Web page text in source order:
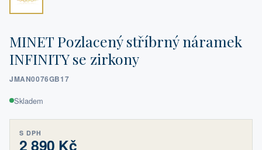
MINET Pozlacený stříbrný náramek
INFINITY se zirkony
JMAN0076GB17
Skladem
S DPH
2 890 Kč